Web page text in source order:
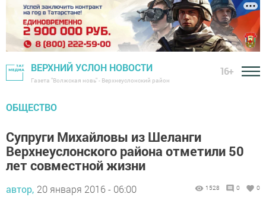
ВЕРХНИЙ УСЛОН НОВОСТИ
Газета "Волжская новь" - Верхнеуслонский район
16+
ОБЩЕСТВО
Супруги Михайловы из Шеланги
Верхнеуслонского района отметили 50
лет совместной жизни
автор, 20 января 2016 - 06:00 1528 0 0